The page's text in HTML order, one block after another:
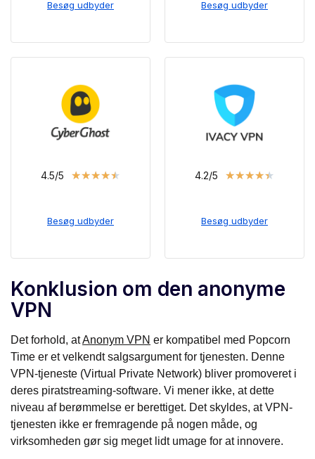
Besøg udbyder Besøg udbyder
4.5/5 ★★★★★
Besøg udbyder
4.2/5 ★★★★★
Besøg udbyder
Konklusion om den anonyme
VPN
Det forhold, atAnonym VPN er kompatibel med Popcorn
Time er et velkendt salgsargument for tjenesten. Denne
VPN-tjeneste (Virtual Private Network) bliver promoveret i
deres piratstreaming-software. Vi mener ikke, at dette
niveau af berømmelse er berettiget. Det skyldes, at VPN-
tjenesten ikke er fremragende på nogen måde, og
virksomheden gør sig meget lidt umage for at innovere.